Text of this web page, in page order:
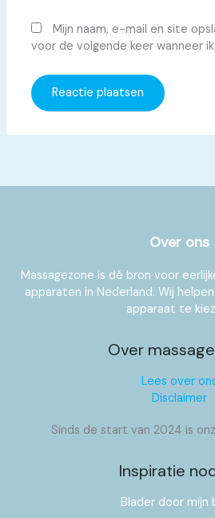
Mijn naam, e-mail en site
voor de volgende keer wanneer
Over ons
Massagezone is dé bron voor
apparaten in Nederland. Wij
apparaat te
Over
Lees over
Disclaimer
Sinds de start van 2024 is
Inspiratie
Blader door mijn